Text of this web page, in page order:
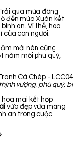
qua mùa đông
đến mùa Xuân kết
an. Vì thế, hoa
con người.
mới nên cũng
năm mới phú quý,
vượng, phú quý,
mai kết hợp
vừa đẹp vừa mang
an trong cuộc